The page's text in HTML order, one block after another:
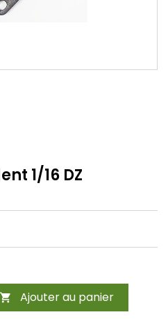
1/16 DZ
 Ajouter au panier